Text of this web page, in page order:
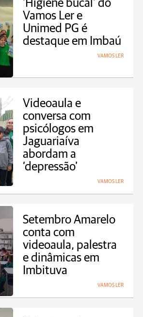
‘Higiene bucal’ do
Vamos Ler e
Unimed PG é
destaque em Imbaú
VAMOS LER
Videoaula e
conversa com
psicólogos em
Jaguariaíva
abordam a
‘depressão’
VAMOS LER
Setembro Amarelo
conta com
videoaula, palestra
e dinâmicas em
Imbituva
VAMOS LER